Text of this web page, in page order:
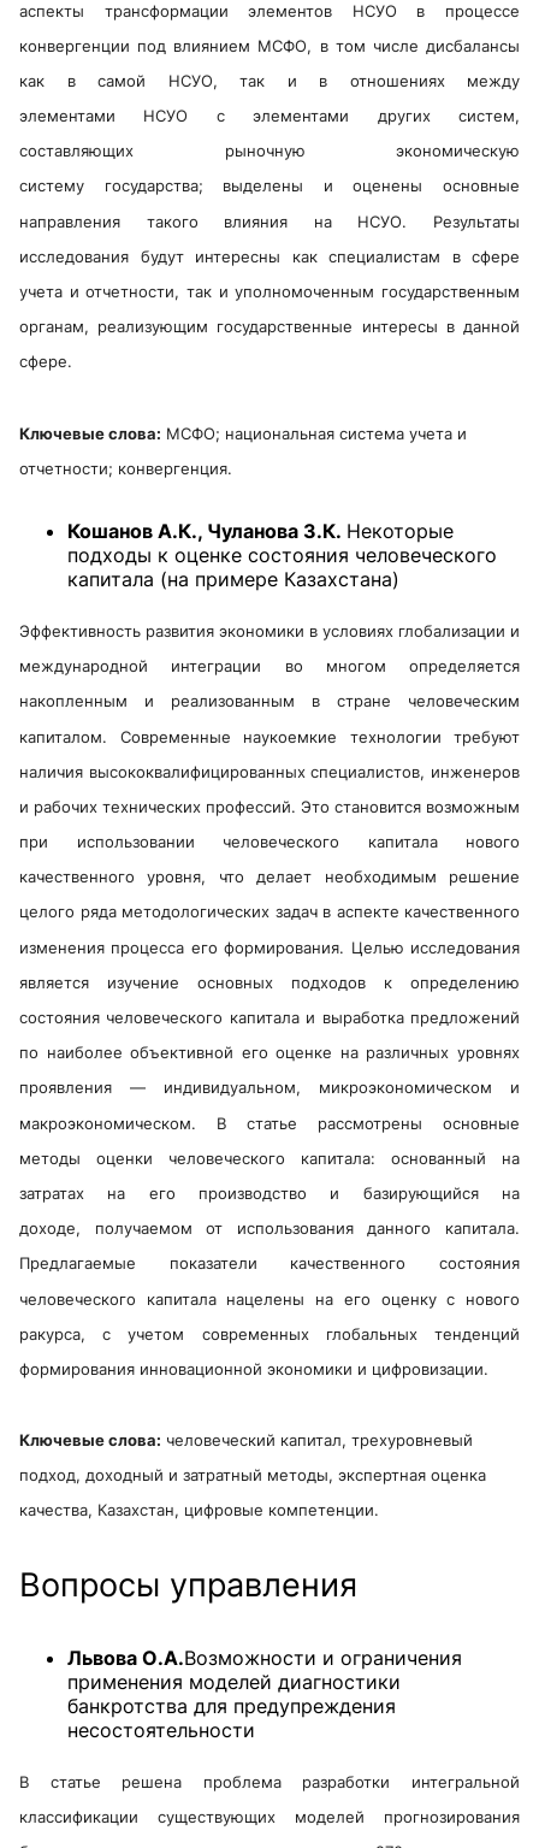
аспекты трансформации элементов НСУО в процессе
конвергенции под влиянием МСФО, в том числе дисбалансы
как в самой НСУО, так и в отношениях между
элементами НСУО с элементами других систем,
составляющих рыночную экономическую
систему государства; выделены и оценены основные
направления такого влияния на НСУО. Результаты
исследования будут интересны как специалистам в сфере
учета и отчетности, так и уполномоченным государственным
органам, реализующим государственные интересы в данной
сфере.
Ключевые слова: МСФО; национальная система учета и
отчетности; конвергенция.
Кошанов А.К., Чуланова З.К. Некоторые
подходы к оценке состояния человеческого
капитала (на примере Казахстана)
Эффективность развития экономики в условиях глобализации и
международной интеграции во многом определяется
накопленным и реализованным в стране человеческим
капиталом. Современные наукоемкие технологии требуют
наличия высококвалифицированных специалистов, инженеров
и рабочих технических профессий. Это становится возможным
при использовании человеческого капитала нового
качественного уровня, что делает необходимым решение
целого ряда методологических задач в аспекте качественного
изменения процесса его формирования. Целью исследования
является изучение основных подходов к определению
состояния человеческого капитала и выработка предложений
по наиболее объективной его оценке на различных уровнях
проявления — индивидуальном, микроэкономическом и
макроэкономическом. В статье рассмотрены основные
методы оценки человеческого капитала: основанный на
затратах на его производство и базирующийся на
доходе, получаемом от использования данного капитала.
Предлагаемые показатели качественного состояния
человеческого капитала нацелены на его оценку с нового
ракурса, с учетом современных глобальных тенденций
формирования инновационной экономики и цифровизации.
Ключевые слова: человеческий капитал, трехуровневый
подход, доходный и затратный методы, экспертная оценка
качества, Казахстан, цифровые компетенции.
Вопросы управления
Львова О.А.Возможности и ограничения
применения моделей диагностики
банкротства для предупреждения
несостоятельности
В статье решена проблема разработки интегральной
классификации существующих моделей прогнозирования